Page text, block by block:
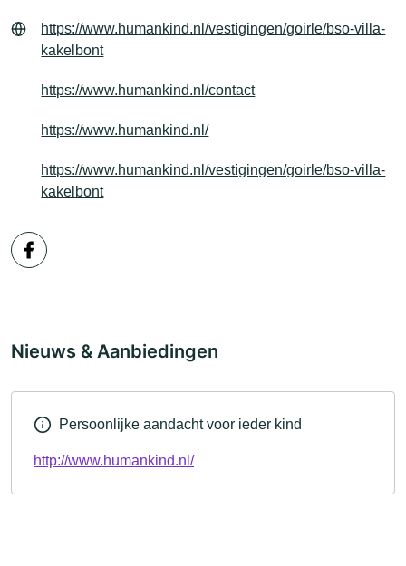
https://www.humankind.nl/vestigingen/goirle/bso-villa-
kakelbont
https://www.humankind.nl/contact
https://www.humankind.nl/
https://www.humankind.nl/vestigingen/goirle/bso-villa-
kakelbont
Nieuws & Aanbiedingen
Persoonlijke aandacht voor ieder kind
http://www.humankind.nl/